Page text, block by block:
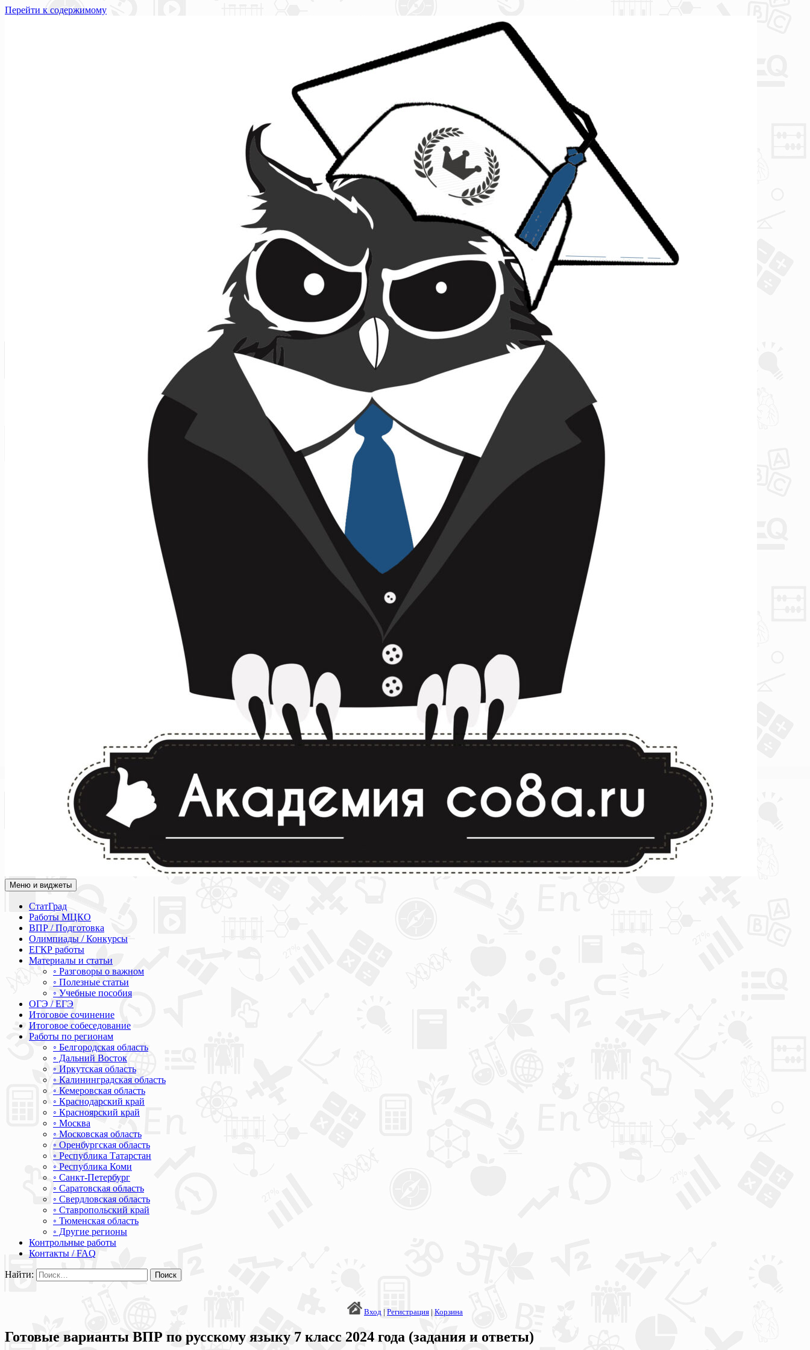
Перейти к содержимому
Академия СОВА
Подготовка к ЕГЭ, ОГЭ, ВПР, МЦКО, СтатГрад, КДР, ВОШ, олимпиады и конкурсы
Меню и виджеты
СтатГрад
Работы МЦКО
ВПР / Подготовка
Олимпиады / Конкурсы
ЕГКР работы
Материалы и статьи
◦ Разговоры о важном
◦ Полезные статьи
◦ Учебные пособия
ОГЭ / ЕГЭ
Итоговое сочинение
Итоговое собеседование
Работы по регионам
◦ Белгородская область
◦ Дальний Восток
◦ Иркутская область
◦ Калининградская область
◦ Кемеровская область
◦ Краснодарский край
◦ Красноярский край
◦ Москва
◦ Московская область
◦ Оренбургская область
◦ Республика Татарстан
◦ Республика Коми
◦ Санкт-Петербург
◦ Саратовская область
◦ Свердловская область
◦ Ставропольский край
◦ Тюменская область
◦ Другие регионы
Контрольные работы
Контакты / FAQ
Найти:
Вход | Регистрация | Корзина
Готовые варианты ВПР по русскому языку 7 класс 2024 года (задания и ответы)